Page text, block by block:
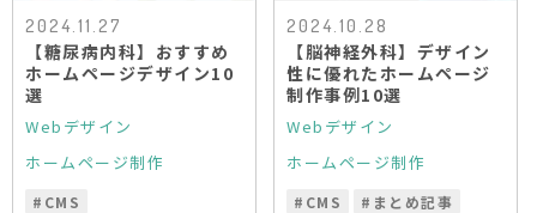
2024.11.27
【糖尿病内科】おすすめ
ホームページデザイン10
選
Webデザイン
ホームページ制作
# CMS
2024.10.28
【脳神経外科】デザイン
性に優れたホームページ
制作事例10選
Webデザイン
ホームページ制作
# CMS # まとめ記事